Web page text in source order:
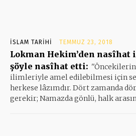
İSLAM TARIHI TEMMUZ 23, 2018
Lokman Hekim’den nasîhat
şöyle nasîhat etti:
ilimleriyle amel edilebilmesi için
herkese lâzımdır. Dört zamanda
gerekir; Namazda gönlü, halk